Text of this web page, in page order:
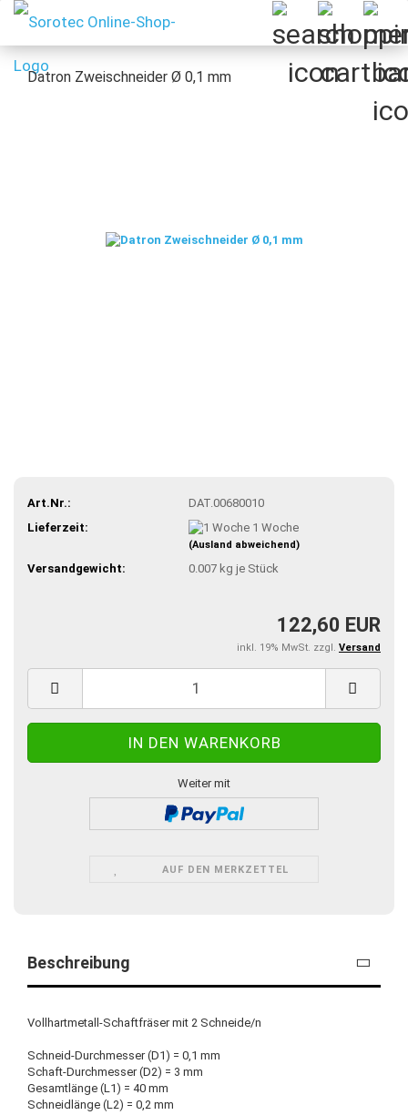
Datron Zweischneider Ø 0,1 mm
Art.Nr.:
DAT.00680010
Lieferzeit:
1 Woche
(Ausland abweichend)
Versandgewicht: 0.007kg je Stück
122,60 EUR
inkl. 19% MwSt. zzgl. Versand
Weiter mit
AUF DEN MERKZETTEL
Beschreibung
Vollhartmetall-Schaftfräser mit 2 Schneide/n
Schneid-Durchmesser (D1) = 0,1 mm
Schaft-Durchmesser (D2) = 3 mm
Gesamtlänge (L1) = 40 mm
Schneidlänge (L2) = 0,2 mm